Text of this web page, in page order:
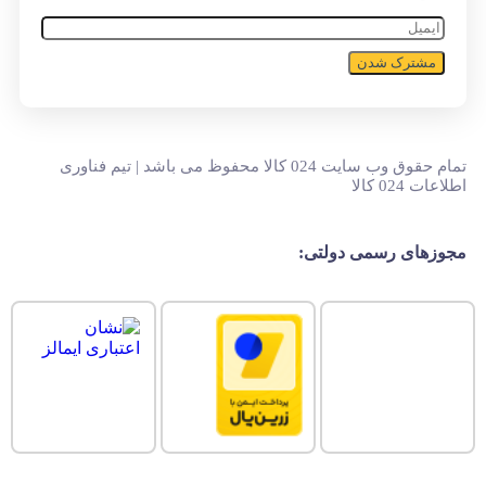
مشترک شدن
تمام حقوق وب سایت 024 کالا محفوظ می باشد | تیم فناوری
اطلاعات 024 کالا
مجوزهای رسمی دولتی: